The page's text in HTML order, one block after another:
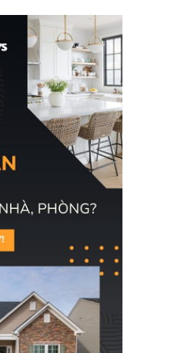
gan B hoặc viêm gan C
sẽ không còn bị mặc
định không đáp ứng tiêu
chuẩn sức khỏe chỉ vì
chi phí điều trị khi nộp hồ
sơ xin visa cư trú.